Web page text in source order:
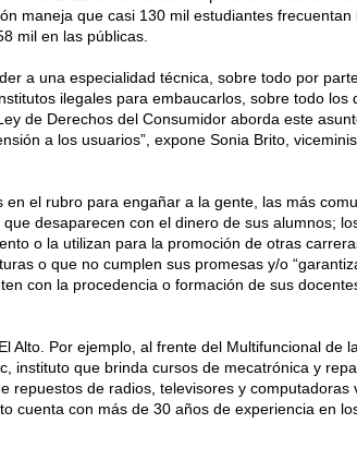
maneja que casi 130 mil estudiantes frecuentan
mil en las públicas.
a una especialidad técnica, sobre todo por
ilegales para embaucarlos, sobre todo los
de Derechos del Consumidor aborda este
a los usuarios”, expone Sonia Brito,
el rubro para engañar a la gente, las más
desaparecen con el dinero de sus alumnos;
o la utilizan para la promoción de otras
o que no cumplen sus promesas y/o
con la procedencia o formación de sus
Alto. Por ejemplo, al frente del Multifuncional de
instituto que brinda cursos de mecatrónica y
de radios, televisores y computadoras
cuenta con más de 30 años de experiencia en